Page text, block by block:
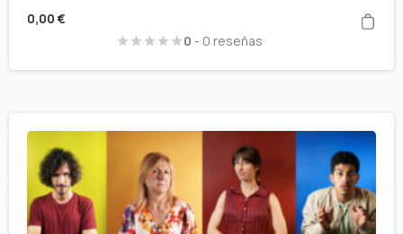
0,00 €
0 - 0 reseñas